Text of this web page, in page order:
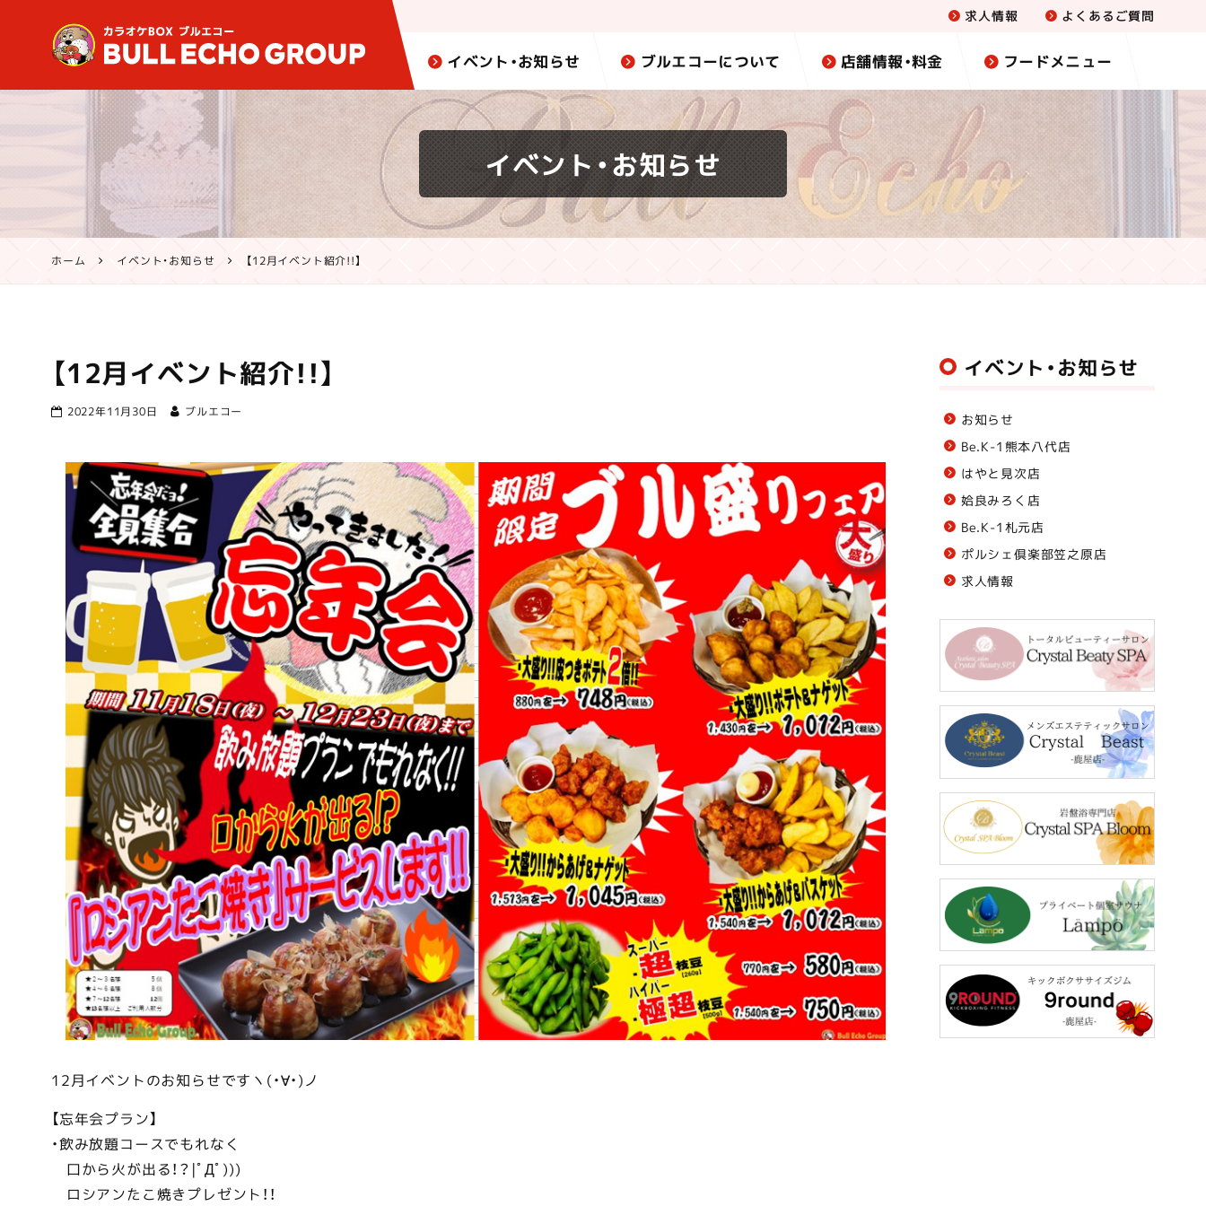
鹿児島・熊本のカラオケ ブ
ルエコー公式サイト | 霧島
市・姶良市・鹿屋市、八代市
で営業中
イベント・お知らせ ブルエコーについて 店舗情報・料金 フードメニュー
求人情報 よくあるご質問
イベント・お知らせ
ホーム イベント・お知らせ 【12月イベント紹介!!】
【12月イベント紹介!!】
2022年11月30日 ブルエコー
12月イベントのお知らせですヽ(・∀・)ノ
【忘年会プラン】
・飲み放題コースでもれなく
口から火が出る！？|ﾟДﾟ)))
ロシアンたこ焼きプレゼント！！
イベント・お知らせ
お知らせ
Be.K-1熊本八代店
はやと見次店
姶良みろく店
Be.K-1札元店
ポルシェ倶楽部笠之原店
求人情報